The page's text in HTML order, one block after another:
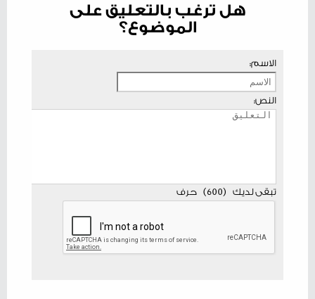
هل ترغب بالتعليق على
الموضوع؟
الاسم:
النص:
تبقى لديك (
600
) حرف